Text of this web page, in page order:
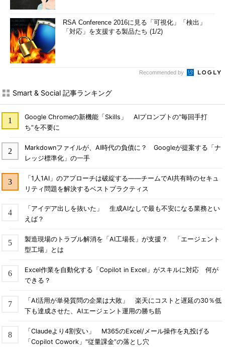
RSA Conference 2016に見る「可視化」「検出」
「対応」を支援する製品たち (1/2)
Recommended by
Smart & Social 記事ランキング
Google Chromeの新機能「Skills」 AIプロンプトの“毎回手打
ち”を不要に
Markdownファイルが、AI時代の負債に？ Googleが提案する「ナ
レッジ標準化」の一手
「1人1AI」のアプローチは破綻する――チームでAI共有時のセキュ
リティ問題を解決するベストプラクティス
「アイデア出しを抜いた」 生成AIなしで最も不安になる業務とい
えば？
製造現場のトラブル解消を「AI工場長」が支援？ 「エージェント
型工場」とは
Excel作業を自動化する「Copilot in Excel」がスキルに対応 何が
できる？
「AI活用が単発質問の企業は大敗」 楽天にコストと遅延の30％低
下も達成させた、AIエージェント運用の勝ち筋
「Claudeより4割安い」 M365のExcel/メール操作を丸投げる
「Copilot Cowork」“従量課金”の落とし穴